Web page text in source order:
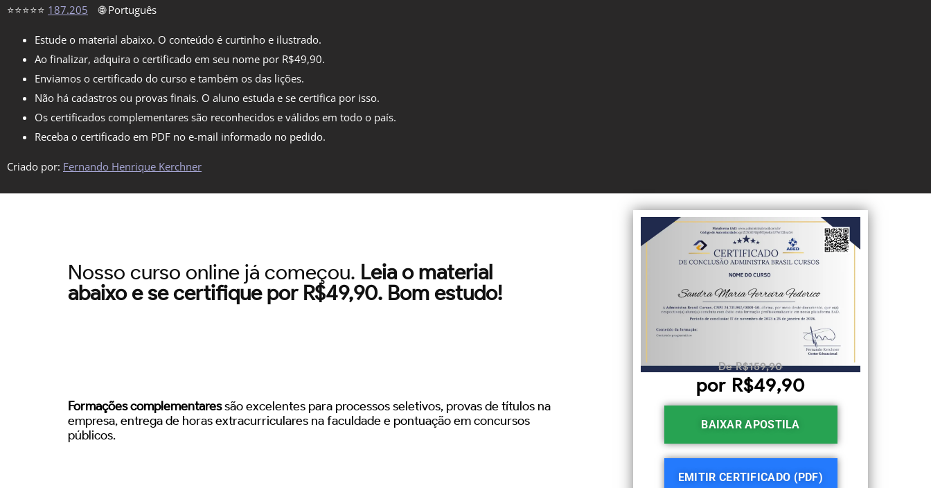
⭐⭐⭐⭐⭐ 187.205 🌐 Português
Estude o material abaixo. O conteúdo é curtinho e ilustrado.
Ao finalizar, adquira o certificado em seu nome por R$49,90.
Enviamos o certificado do curso e também os das lições.
Não há cadastros ou provas finais. O aluno estuda e se certifica por isso.
Os certificados complementares são reconhecidos e válidos em todo o país.
Receba o certificado em PDF no e-mail informado no pedido.
Criado por: Fernando Henrique Kerchner
Nosso curso online já começou. Leia o material
abaixo e se certifique por R$49,90. Bom estudo!
Formações complementaressão excelentes para processos seletivos, provas de títulos na
empresa, entrega de horas extracurriculares na faculdade e pontuação em concursos
públicos.
De R$159,90
por R$49,90
BAIXAR APOSTILA
EMITIR CERTIFICADO (PDF)